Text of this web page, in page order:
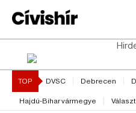
TOP DVSC Debrecen
Hajdú-Bihar vármegye